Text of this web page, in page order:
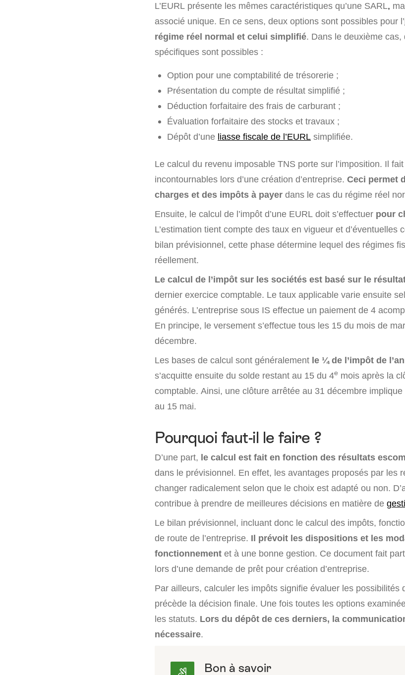
L’EURL présente les mêmes caractéristiques qu’une SARL,
associé unique. En ce sens, deux options sont possibles pour l’
régime réel normal et celui simplifié. Dans le deuxième
spécifiques sont possibles :
Option pour une comptabilité de trésorerie ;
Présentation du compte de résultat simplifié ;
Déduction forfaitaire des frais de carburant ;
Évaluation forfaitaire des stocks et travaux ;
Dépôt d’une liasse fiscale de l’EURL simplifiée.
Le calcul du revenu imposable TNS porte sur l’imposition. Il
incontournables lors d’une création d’entreprise. Ceci permet
charges et des impôts à payer dans le cas du régime réel
Ensuite, le calcul de l’impôt d’une EURL doit s’effectuer pour
L’estimation tient compte des taux en vigueur et d’éventuelles
bilan prévisionnel, cette phase détermine lequel des régimes
réellement.
Le calcul de l’impôt sur les sociétés est basé sur le
dernier exercice comptable. Le taux applicable varie ensuite
générés. L’entreprise sous IS effectue un paiement de 4
En principe, le versement s’effectue tous les 15 du mois de
décembre.
Les bases de calcul sont généralement le ¼ de l’impôt de
s’acquitte ensuite du solde restant au 15 du 4e mois après la
comptable. Ainsi, une clôture arrêtée au 31 décembre
au 15 mai.
Pourquoi faut-il le faire ?
D’une part, le calcul est fait en fonction des résultats
dans le prévisionnel. En effet, les avantages proposés par les
changer radicalement selon que le choix est adapté ou non.
contribue à prendre de meilleures décisions en matière de
Le bilan prévisionnel, incluant donc le calcul des impôts,
de route de l’entreprise. Il prévoit les dispositions et les
fonctionnement et à une bonne gestion. Ce document fait
lors d’une demande de prêt pour création d’entreprise.
Par ailleurs, calculer les impôts signifie évaluer les possibilités
précède la décision finale. Une fois toutes les options
les statuts. Lors du dépôt de ces derniers, la
nécessaire.
Bon à savoir